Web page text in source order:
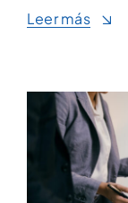
Leer más